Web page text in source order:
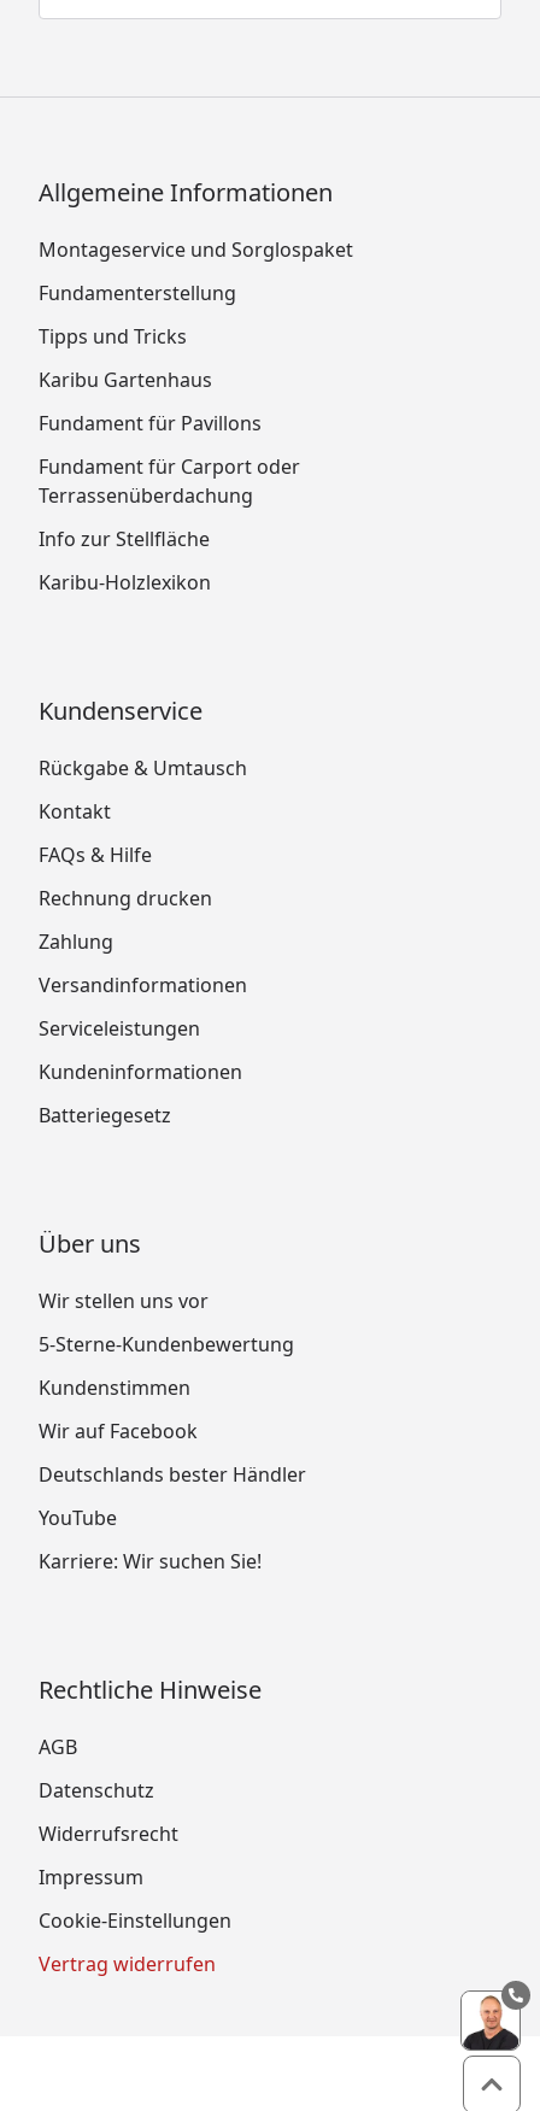
Allgemeine Informationen
Montageservice und Sorglospaket
Fundamenterstellung
Tipps und Tricks
Karibu Gartenhaus
Fundament für Pavillons
Fundament für Carport oder
Terrassenüberdachung
Info zur Stellfläche
Karibu-Holzlexikon
Kundenservice
Rückgabe & Umtausch
Kontakt
FAQs & Hilfe
Rechnung drucken
Zahlung
Versandinformationen
Serviceleistungen
Kundeninformationen
Batteriegesetz
Über uns
Wir stellen uns vor
5-Sterne-Kundenbewertung
Kundenstimmen
Wir auf Facebook
Deutschlands bester Händler
YouTube
Karriere: Wir suchen Sie!
Rechtliche Hinweise
AGB
Datenschutz
Widerrufsrecht
Impressum
Cookie-Einstellungen
Vertrag widerrufen